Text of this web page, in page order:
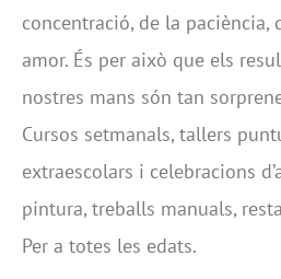
concentració, de la paciència,
amor. És per això que els
nostres mans són tan
Cursos setmanals, tallers
extraescolars i celebracions
pintura, treballs manuals,
Per a totes les edats.